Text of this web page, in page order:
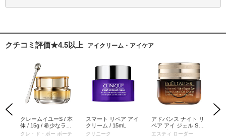
クチコミ評価★4.5以上 アイクリーム・アイケア
Previous
クレームイユーS / 本
体 / 15g / 希少なラン
やローズを基調にした
クレ・ド・ポー ボーテ
スマート リペア アイ
クリーム / 15mL
クリニーク
アドバンス ナイト リ
ペア アイ ジェル SMR
コンプレックス / 15m
エスティ ローダー
Next